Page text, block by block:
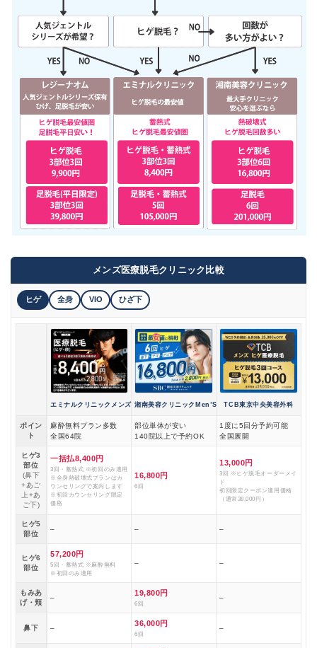
メンズ医療脱毛クリニック比較
ヒゲ 全身 VIO ひざ下
エミナルクリニックメンズ 湘南美容クリニックMen’S TCB東京中央美容外科
ポイン
ト
麻酔無料プラン多数
全国64院
部位単体が安い
140院以上で予約OK
1度に5回分予約可能
全国展開
ヒゲ3
部位
(鼻下
+あご
上+あ
ご下)
一括払8,400円
3回・蓄熱式 ※初回のみ適用
※全身熱破壊式プランはカ
ウンセリングで案内します
※初回カウンセリング限定
価格
16,800円
6回
13,000円
3回 ※ヒゲ脱毛オーダーメイ
ド
初回限定クーポン適用価格
（通常38,000円）
ヒゲ5
部位
– – –
ヒゲ6
部位
57,200円
5回・蓄熱式 ※麻酔無料
※初回のみ適用
– –
もみあ
げ・頬
–
19,800円
6回
–
鼻下 –
36,000円
6回
–